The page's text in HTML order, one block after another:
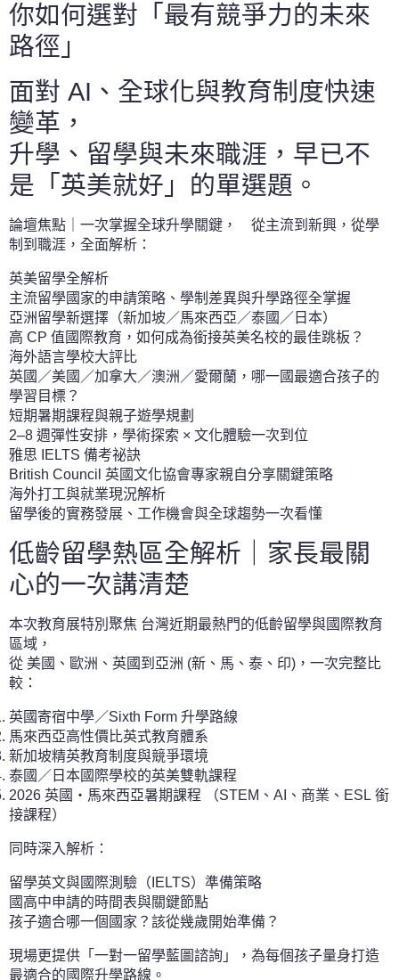
你如何選對「最有競爭力的未來
路徑」
面對 AI、全球化與教育制度快速
變革，
升學、留學與未來職涯，早已不
是「英美就好」的單選題。
論壇焦點｜一次掌握全球升學關鍵， 從主流到新興，從學
制到職涯，全面解析：
英美留學全解析
主流留學國家的申請策略、學制差異與升學路徑全掌握
亞洲留學新選擇（新加坡／馬來西亞／泰國／日本）
高 CP 值國際教育，如何成為銜接英美名校的最佳跳板？
海外語言學校大評比
英國／美國／加拿大／澳洲／愛爾蘭，哪一國最適合孩子的
學習目標？
短期暑期課程與親子遊學規劃
2–8 週彈性安排，學術探索 × 文化體驗一次到位
雅思 IELTS 備考祕訣
British Council 英國文化協會專家親自分享關鍵策略
海外打工與就業現況解析
留學後的實務發展、工作機會與全球趨勢一次看懂
低齡留學熱區全解析｜家長最關
心的一次講清楚
本次教育展特別聚焦 台灣近期最熱門的低齡留學與國際教育
區域，
從 美國、歐洲、英國到亞洲 (新、馬、泰、印)，一次完整比
較：
英國寄宿中學／Sixth Form 升學路線
馬來西亞高性價比英式教育體系
新加坡精英教育制度與競爭環境
泰國／日本國際學校的英美雙軌課程
2026 英國・馬來西亞暑期課程 （STEM、AI、商業、ESL 銜
接課程）
同時深入解析：
留學英文與國際測驗（IELTS）準備策略
國高中申請的時間表與關鍵節點
孩子適合哪一個國家？該從幾歲開始準備？
現場更提供「一對一留學藍圖諮詢」，為每個孩子量身打造
最適合的國際升學路線。